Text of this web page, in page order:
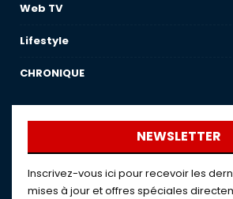
Web TV
Lifestyle
CHRONIQUE
NEWSLETTER
Inscrivez-vous ici pour recevoir les
mises à jour et offres spéciales